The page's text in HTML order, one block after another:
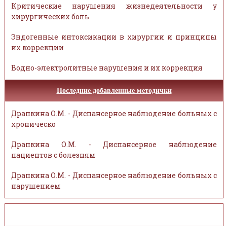
Критические нарушения жизнедеятельности у
хирургических боль
Эндогенные интоксикации в хирургии и принципы
их коррекции
Водно-электролитные нарушения и их коррекция
Последние добавленные методички
Драпкина О.М. - Диспансерное наблюдение больных с
хроническо
Драпкина О.М. - Диспансерное наблюдение
пациентов с болезням
Драпкина О.М. - Диспансерное наблюдение больных с
нарушением